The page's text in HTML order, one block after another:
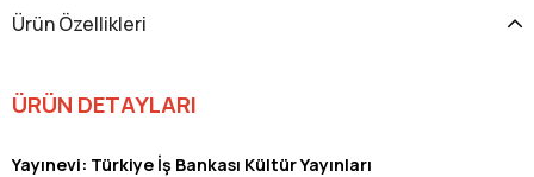
Ürün Özellikleri
ÜRÜN DETAYLARI
Yayınevi: Türkiye İş Bankası Kültür Yayınları